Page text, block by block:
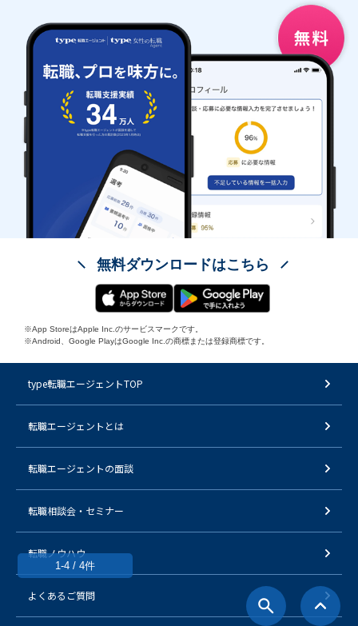
1-4 / 4件
無料ダウンロードはこちら
※App StoreはApple Inc.のサービスマークです。
※Android、Google PlayはGoogle Inc.の商標または登録商標です。
type転職エージェントTOP
転職エージェントとは
転職エージェントの面談
転職相談会・セミナー
転職ノウハウ
よくあるご質問